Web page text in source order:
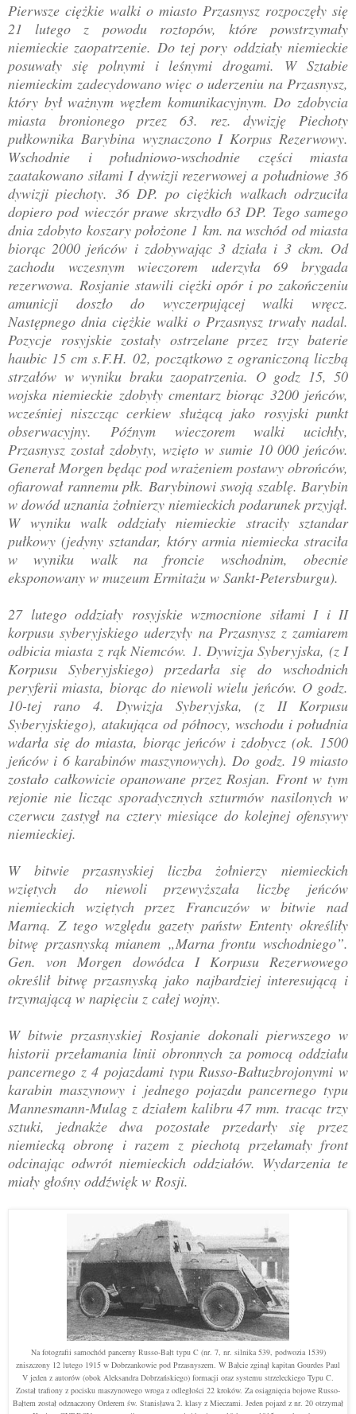
Pierwsze ciężkie walki o miasto Przasnysz rozpoczęły się
21 lutego z powodu roztopów, które powstrzymały
niemieckie zaopatrzenie. Do tej pory oddziały niemieckie
posuwały się polnymi i leśnymi drogami. W Sztabie
niemieckim zadecydowano więc o uderzeniu na Przasnysz,
który był ważnym węzłem komunikacyjnym. Do zdobycia
miasta bronionego przez 63. rez. dywizję Piechoty
pułkownika Barybina wyznaczono I Korpus Rezerwowy.
Wschodnie i południowo-wschodnie części miasta
zaatakowano siłami I dywizji rezerwowej a południowe 36
dywizji piechoty. 36 DP. po ciężkich walkach odrzuciła
dopiero pod wieczór prawe skrzydło 63 DP. Tego samego
dnia zdobyto koszary położone 1 km. na wschód od miasta
biorąc 2000 jeńców i zdobywając 3 działa i 3 ckm. Od
zachodu wczesnym wieczorem uderzyła 69 brygada
rezerwowa. Rosjanie stawili ciężki opór i po zakończeniu
amunicji doszło do wyczerpującej walki wręcz.
Następnego dnia ciężkie walki o Przasnysz trwały nadal.
Pozycje rosyjskie zostały ostrzelane przez trzy baterie
haubic 15 cm s.F.H. 02, początkowo z ograniczoną liczbą
strzałów w wyniku braku zaopatrzenia. O godz 15, 50
wojska niemieckie zdobyły cmentarz biorąc 3200 jeńców,
wcześniej niszcząc cerkiew służącą jako rosyjski punkt
obserwacyjny. Późnym wieczorem walki ucichły,
Przasnysz został zdobyty, wzięto w sumie 10 000 jeńców.
Generał Morgen będąc pod wrażeniem postawy obrońców,
ofiarował rannemu płk. Barybinowi swoją szablę. Barybin
w dowód uznania żołnierzy niemieckich podarunek przyjął.
W wyniku walk oddziały niemieckie straciły sztandar
pułkowy (jedyny sztandar, który armia niemiecka straciła
w wyniku walk na froncie wschodnim, obecnie
eksponowany w muzeum Ermitażu w Sankt-Petersburgu).
27 lutego oddziały rosyjskie wzmocnione siłami I i II
korpusu syberyjskiego uderzyły na Przasnysz z zamiarem
odbicia miasta z rąk Niemców. 1. Dywizja Syberyjska, (z I
Korpusu Syberyjskiego) przedarła się do wschodnich
peryferii miasta, biorąc do niewoli wielu jeńców. O godz.
10-tej rano 4. Dywizja Syberyjska, (z II Korpusu
Syberyjskiego), atakująca od północy, wschodu i południa
wdarła się do miasta, biorąc jeńców i zdobycz (ok. 1500
jeńców i 6 karabinów maszynowych). Do godz. 19 miasto
zostało całkowicie opanowane przez Rosjan. Front w tym
rejonie nie licząc sporadycznych szturmów nasilonych w
czerwcu zastygł na cztery miesiące do kolejnej ofensywy
niemieckiej.
W bitwie przasnyskiej liczba żołnierzy niemieckich
wziętych do niewoli przewyższała liczbę jeńców
niemieckich wziętych przez Francuzów w bitwie nad
Marną. Z tego względu gazety państw Ententy określiły
bitwę przasnyską mianem „Marna frontu wschodniego”.
Gen. von Morgen dowódca I Korpusu Rezerwowego
określił bitwę przasnyską jako najbardziej interesującą i
trzymającą w napięciu z całej wojny.
W bitwie przasnyskiej Rosjanie dokonali pierwszego w
historii przełamania linii obronnych za pomocą oddziału
pancernego z 4 pojazdami typu Russo-Bałtuzbrojonymi w
karabin maszynowy i jednego pojazdu pancernego typu
Mannesmann-Mulag z działem kalibru 47 mm. tracąc trzy
sztuki, jednakże dwa pozostałe przedarły się przez
niemiecką obronę i razem z piechotą przełamały front
odcinając odwrót niemieckich oddziałów. Wydarzenia te
miały głośny oddźwięk w Rosji.
Na fotografii samochód pancerny Russo-Bałt typu C (nr. 7, nr. silnika 539, podwozia 1539)
zniszczony 12 lutego 1915 w Dobrzankowie pod Przasnyszem. W Bałcie zginął kapitan Gourdes Paul
V jeden z autorów (obok Aleksandra Dobrzańskiego) formacji oraz systemu strzeleckiego Typu C.
Został trafiony z pocisku maszynowego wroga z odległości 22 kroków. Za osiągnięcia bojowe Russo-
Bałtem został odznaczony Orderem św. Stanisława 2. klasy z Mieczami. Jeden pojazd z nr. 20 otrzymał